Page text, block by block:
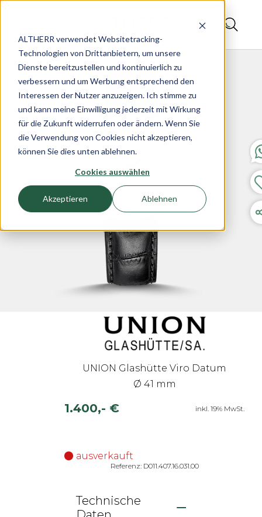
ALTHERR verwendet Websitetracking-
Technologien von Drittanbietern, um unsere
Dienste bereitzustellen und kontinuierlich zu
verbessern und um Werbung entsprechend den
Interessen der Nutzer anzuzeigen. Ich stimme zu
und kann meine Einwilligung jederzeit mit Wirkung
für die Zukunft widerrufen oder ändern. Wenn Sie
die Verwendung von Cookies nicht akzeptieren,
können Sie dies unten ablehnen.
Cookies auswählen
Akzeptieren Ablehnen
UNION Glashütte Viro Datum
Ø 41 mm
1.400,- € inkl. 19% MwSt.
ausverkauft
Referenz: D011.407.16.031.00
Technische